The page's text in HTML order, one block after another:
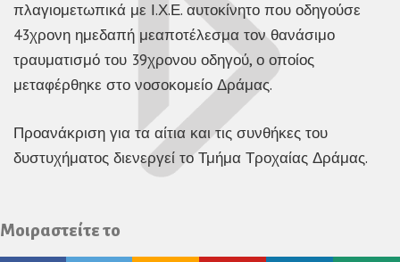
πλαγιομετωπικά με Ι.Χ.Ε. αυτοκίνητο που οδηγούσε
43χρονη ημεδαπή μεαποτέλεσμα τον θανάσιμο
τραυματισμό του 39χρονου οδηγού, ο οποίος
μεταφέρθηκε στο νοσοκομείο Δράμας.
Προανάκριση για τα αίτια και τις συνθήκες του
δυστυχήματος διενεργεί το Τμήμα Τροχαίας Δράμας.
Μοιραστείτε το